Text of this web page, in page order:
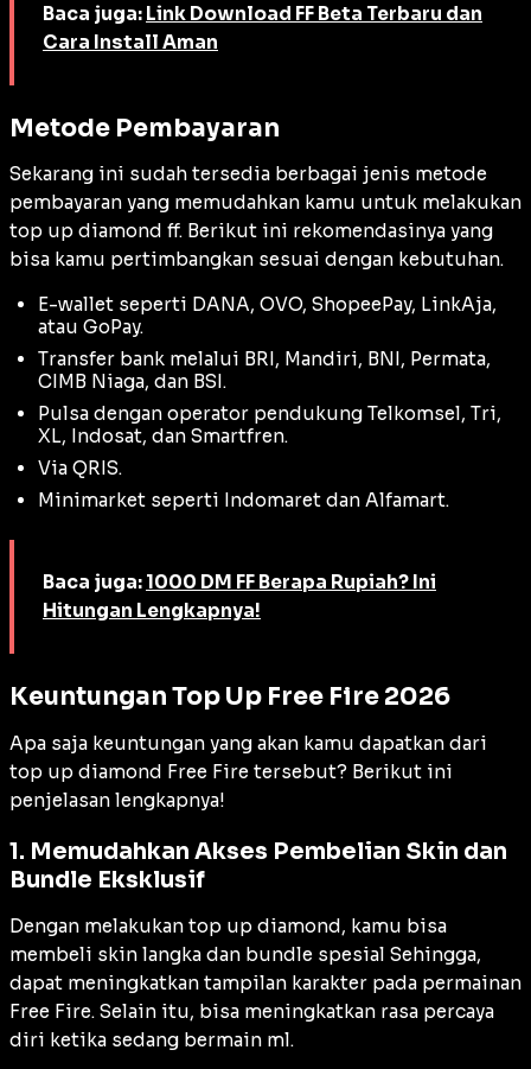
Baca juga: Link Download FF Beta Terbaru dan
Cara Install Aman
Metode Pembayaran
Sekarang ini sudah tersedia berbagai jenis metode
pembayaran yang memudahkan kamu untuk melakukan
top up diamond ff. Berikut ini rekomendasinya yang
bisa kamu pertimbangkan sesuai dengan kebutuhan.
E-wallet seperti DANA, OVO, ShopeePay, LinkAja,
atau GoPay.
Transfer bank melalui BRI, Mandiri, BNI, Permata,
CIMB Niaga, dan BSI.
Pulsa dengan operator pendukung Telkomsel, Tri,
XL, Indosat, dan Smartfren.
Via QRIS.
Minimarket seperti Indomaret dan Alfamart.
Baca juga: 1000 DM FF Berapa Rupiah? Ini
Hitungan Lengkapnya!
Keuntungan Top Up Free Fire 2026
Apa saja keuntungan yang akan kamu dapatkan dari
top up diamond Free Fire tersebut? Berikut ini
penjelasan lengkapnya!
1. Memudahkan Akses Pembelian Skin dan
Bundle Eksklusif
Dengan melakukan top up diamond, kamu bisa
membeli skin langka dan bundle spesial Sehingga,
dapat meningkatkan tampilan karakter pada permainan
Free Fire. Selain itu, bisa meningkatkan rasa percaya
diri ketika sedang bermain ml.